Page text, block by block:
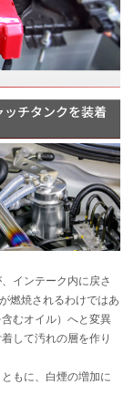
チタンクを装着
インテーク内に戻さ
燃焼されるわけではあ
むオイル）へと変異
して汚れの層を作り
もに、白煙の増加に